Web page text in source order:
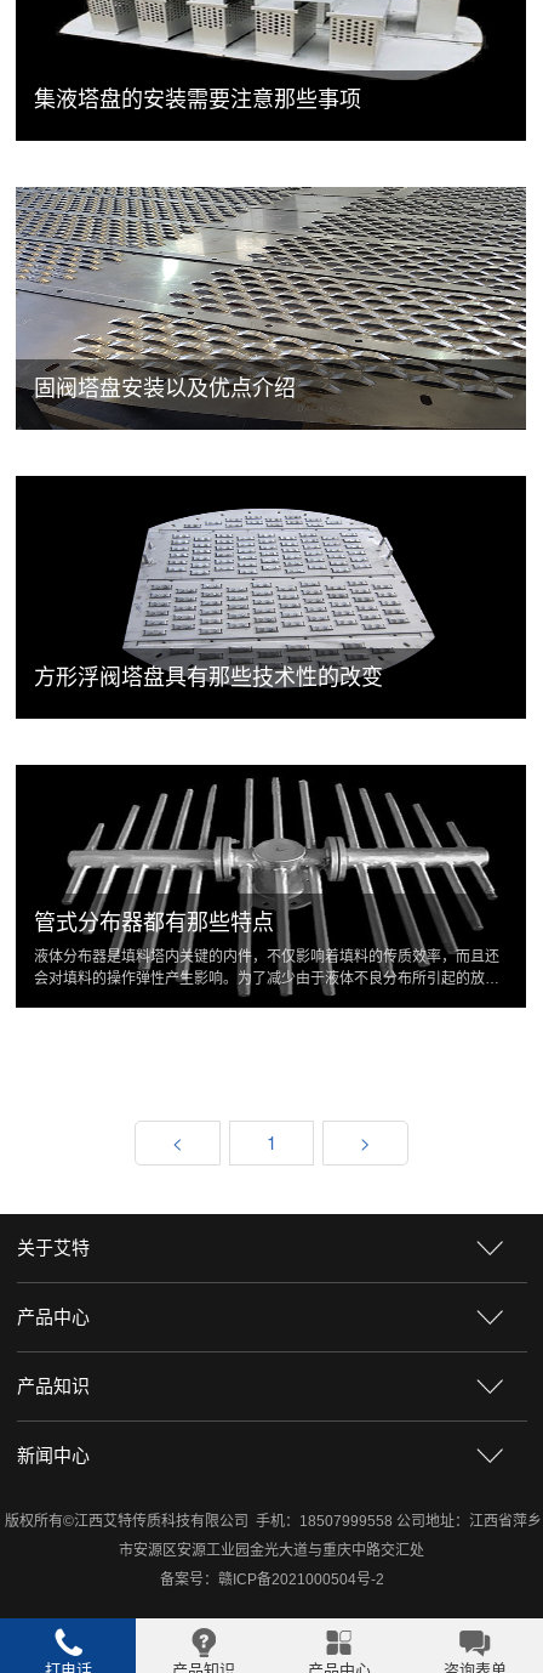
集液塔盘的安装需要注意那些事项
固阀塔盘安装以及优点介绍
方形浮阀塔盘具有那些技术性的改变
管式分布器都有那些特点
液体分布器是填料塔内关键的内件，不仅影响着填料的传质效率，而且还
会对填料的操作弹性产生影响。为了减少由于液体不良分布所引起的放大
效应，充分发挥填料的效率，须在填料塔中安装液体分布器...
< 1 >
关于艾特
产品中心
产品知识
新闻中心
版权所有©江西艾特传质科技有限公司 手机：18507999558 公司地址：江西省萍乡
市安源区安源工业园金光大道与重庆中路交汇处
备案号： 赣ICP备2021000504号-2